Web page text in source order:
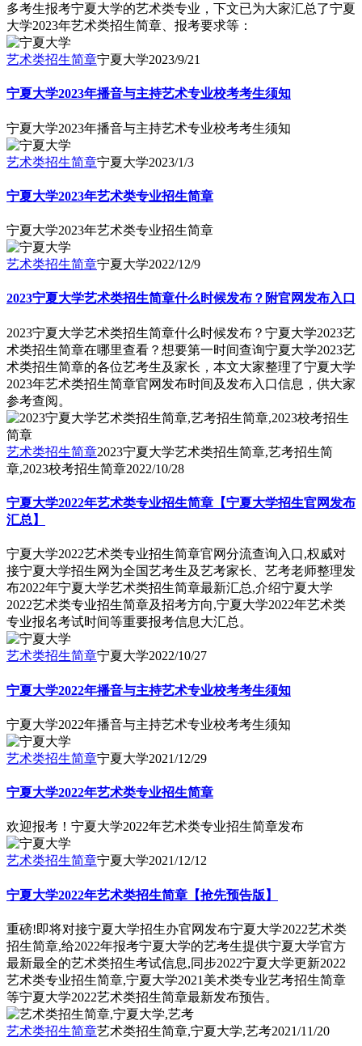
多考生报考宁夏大学的艺术类专业，下文已为大家汇总了宁夏
大学2023年艺术类招生简章、报考要求等：
艺术类招生简章宁夏大学2023/9/21
宁夏大学2023年播音与主持艺术专业校考考生须知
宁夏大学2023年播音与主持艺术专业校考考生须知
艺术类招生简章宁夏大学2023/1/3
宁夏大学2023年艺术类专业招生简章
宁夏大学2023年艺术类专业招生简章
艺术类招生简章宁夏大学2022/12/9
2023宁夏大学艺术类招生简章什么时候发布？附官网发布入口
2023宁夏大学艺术类招生简章什么时候发布？宁夏大学2023艺
术类招生简章在哪里查看？想要第一时间查询宁夏大学2023艺
术类招生简章的各位艺考生及家长，本文大家整理了宁夏大学
2023年艺术类招生简章官网发布时间及发布入口信息，供大家
参考查阅。
艺术类招生简章2023宁夏大学艺术类招生简章,艺考招生简
章,2023校考招生简章2022/10/28
宁夏大学2022年艺术类专业招生简章【宁夏大学招生官网发布
汇总】
宁夏大学2022艺术类专业招生简章官网分流查询入口,权威对
接宁夏大学招生网为全国艺考生及艺考家长、艺考老师整理发
布2022年宁夏大学艺术类招生简章最新汇总,介绍宁夏大学
2022艺术类专业招生简章及招考方向,宁夏大学2022年艺术类
专业报名考试时间等重要报考信息大汇总。
艺术类招生简章宁夏大学2022/10/27
宁夏大学2022年播音与主持艺术专业校考考生须知
宁夏大学2022年播音与主持艺术专业校考考生须知
艺术类招生简章宁夏大学2021/12/29
宁夏大学2022年艺术类专业招生简章
欢迎报考！宁夏大学2022年艺术类专业招生简章发布
艺术类招生简章宁夏大学2021/12/12
宁夏大学2022年艺术类招生简章【抢先预告版】
重磅!即将对接宁夏大学招生办官网发布宁夏大学2022艺术类
招生简章,给2022年报考宁夏大学的艺考生提供宁夏大学官方
最新最全的艺术类招生考试信息,同步2022宁夏大学更新2022
艺术类专业招生简章,宁夏大学2021美术类专业艺考招生简章
等宁夏大学2022艺术类招生简章最新发布预告。
艺术类招生简章艺术类招生简章,宁夏大学,艺考2021/11/20